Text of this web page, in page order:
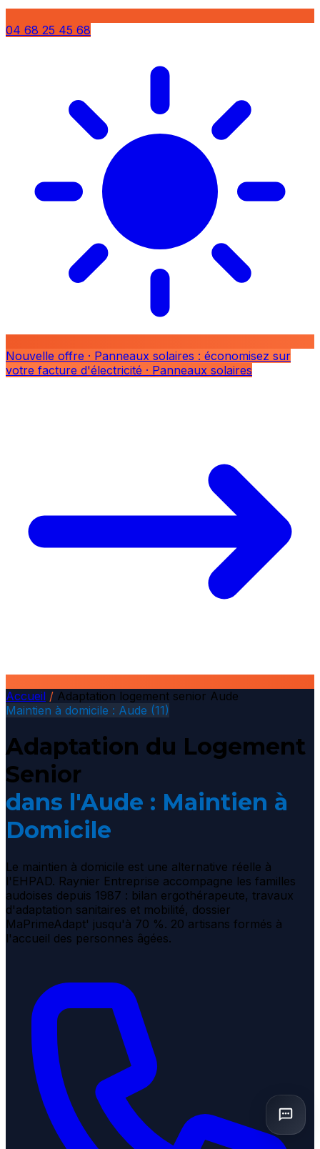
04 68 25 45 68
Nouvelle offre · Panneaux solaires : économisez sur
votre facture d'électricité · Panneaux solaires
Accueil / Adaptation logement senior Aude
Maintien à domicile : Aude (11)
Adaptation du Logement
Senior
dans l'Aude : Maintien à
Domicile
Le maintien à domicile est une alternative réelle à
l'EHPAD. Raynier Entreprise accompagne les familles
audoises depuis 1987 : bilan ergothérapeute, travaux
d'adaptation sanitaires et mobilité, dossier
MaPrimeAdapt' jusqu'à 70 %. 20 artisans formés à
l'accueil des personnes âgées.